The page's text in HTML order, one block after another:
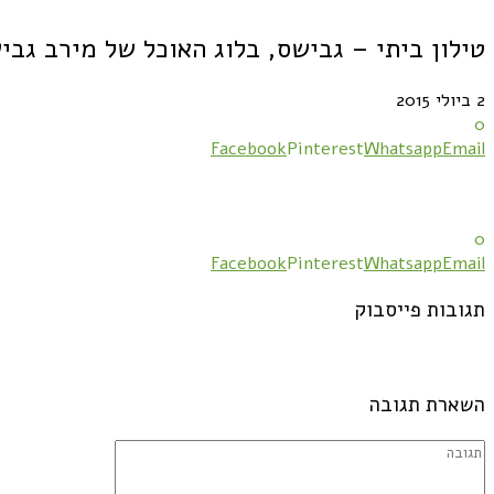
טילון ביתי – גבישס, בלוג האוכל של מירב
2 ביולי 2015
0
FacebookPinterestWhatsappEmail
0
FacebookPinterestWhatsappEmail
תגובות פייסבוק
השארת תגובה